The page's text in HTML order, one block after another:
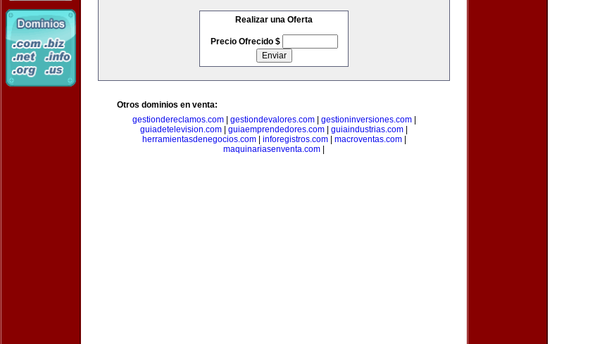
Realizar una Oferta
Precio Ofrecido $
Otros dominios en venta:
gestiondereclamos.com| gestiondevalores.com| gestioninversiones.com|
guiadetelevision.com
guiaemprendedores.com guiaindustrias.com
herramientasdenegocios.com| inforegistros.com| macroventas.com|
maquinariasenventa.com